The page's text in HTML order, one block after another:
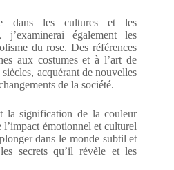
dans les cultures et les
j’examinerai également les
du rose. Des références
aux costumes et à l’art de
acquérant de nouvelles
de la société.
la signification de la couleur
émotionnel et culturel
dans le monde subtil et
secrets qu’il révèle et les